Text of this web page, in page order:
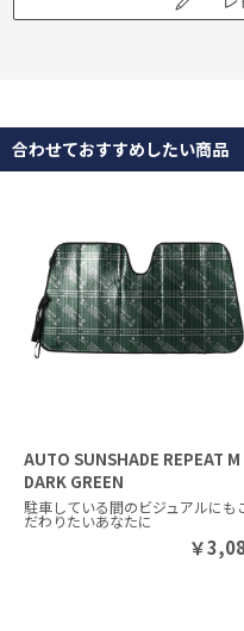
合わせておすすめしたい商品
AUTO SUNSHADE REPEAT M
DARK GREEN
駐車している間のビジュアルにも
だわりたいあなたに
￥